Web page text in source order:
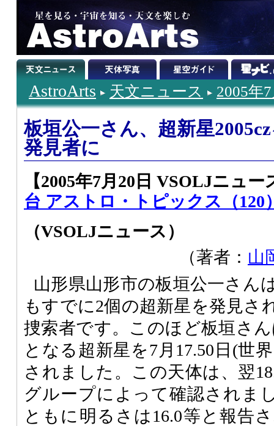
AstroArts 天文ニュース 2005年
板垣公一さん、超新星
発見者に
【2005年7月20日 VSOLJニュ
台 アストロ・トピックス（120
（VSOLJニュース）
（著者： 山
山形県山形市の板垣公一さん
もすでに2個の超新星を発見さ
捜索者です。このほど板垣さ
となる超新星を7月17.50日(世
されました。この天体は、翌
グループによって確認されま
ともに明るさは16.0等と報告